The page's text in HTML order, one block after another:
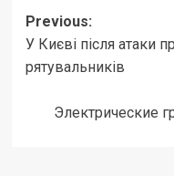
Post
navigation
Previous:
У Києві після атаки
рятувальників
Электрические